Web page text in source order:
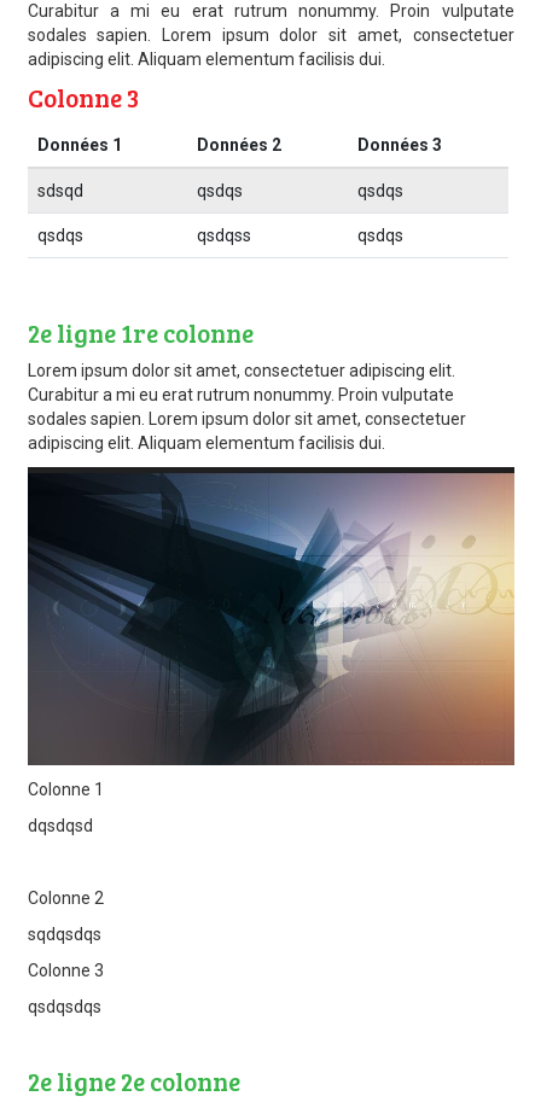
Curabitur a mi eu erat rutrum nonummy. Proin vulputate
sodales sapien. Lorem ipsum dolor sit amet, consectetuer
adipiscing elit. Aliquam elementum facilisis dui.
Colonne 3
Données 1 Données 2 Données 3
sdsqd qsdqs qsdqs
qsdqs qsdqss qsdqs
2e ligne 1re colonne
Lorem ipsum dolor sit amet, consectetuer adipiscing elit.
Curabitur a mi eu erat rutrum nonummy. Proin vulputate
sodales sapien. Lorem ipsum dolor sit amet, consectetuer
adipiscing elit. Aliquam elementum facilisis dui.
Colonne 1
dqsdqsd
Colonne 2
sqdqsdqs
Colonne 3
qsdqsdqs
2e ligne 2e colonne